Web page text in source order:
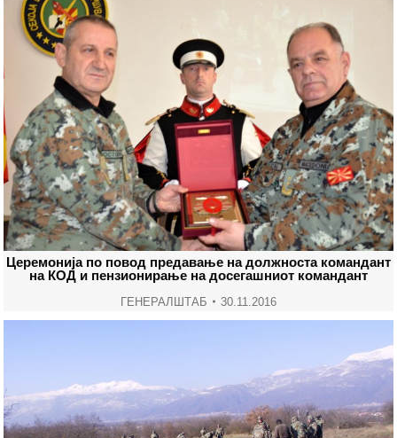
Церемонија по повод предавање на должноста командант
на КОД и пензионирање на досегашниот командант
ГЕНЕРАЛШТАБ 30.11.2016